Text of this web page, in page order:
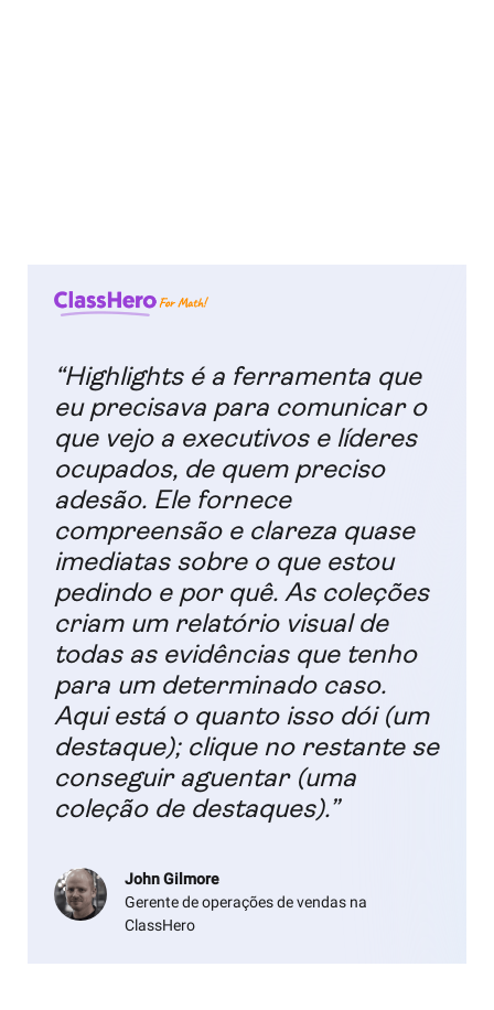
“Highlights é a ferramenta que
eu precisava para comunicar o
que vejo a executivos e líderes
ocupados, de quem preciso
adesão. Ele fornece
compreensão e clareza quase
imediatas sobre o que estou
pedindo e por quê. As coleções
criam um relatório visual de
todas as evidências que tenho
para um determinado caso.
Aqui está o quanto isso dói (um
destaque); clique no restante se
conseguir aguentar (uma
coleção de destaques).”
John Gilmore
Gerente de operações de vendas na
ClassHero